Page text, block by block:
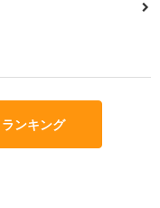
ンキング